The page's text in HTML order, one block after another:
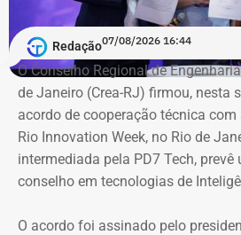
artista, como “Anunciação”, “La
“Tropicana”. A temporada regular
Jogo do Brasileirão
O jogo entre Fluminense e
partir das 21h30 desta sexta (07),
Santos, válido pelo Brasileirão
Futebol (CBF). “por conta dos
Redação07/08/2026 16:44
O Conselho Regional de
de Janeiro (Crea-RJ) firmou, nesta
acordo de cooperação técnica com
Rio Innovation Week, no Rio de
intermediada pela PD7 Tech,
conselho em tecnologias de
O acordo foi assinado pelo